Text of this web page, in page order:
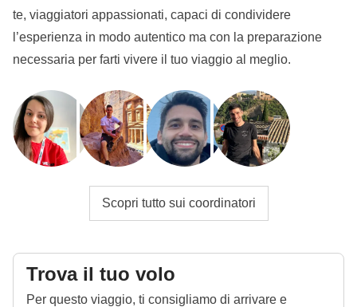
te, viaggiatori appassionati, capaci di condividere
l’esperienza in modo autentico ma con la preparazione
necessaria per farti vivere il tuo viaggio al meglio.
Scopri tutto sui coordinatori
Trova il tuo volo
Per questo viaggio, ti consigliamo di arrivare e